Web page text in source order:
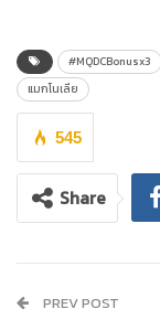
พิเศษถึง 3 ต่อครั้งแ
จะสามารถช่วยกระตุ้
รู้เกี่ยวกับโครงการต่า
วิสซ์ดอม เดอะฟอเร
ฟอเรสเทียส์ เดสทิเ
อย่าง มัลเบอร์รี่โกร
ใหม่ล่าสุดภายใต้แบ
#MQDCBonusx3
แมกโนเลีย
545
Share
PREV POST